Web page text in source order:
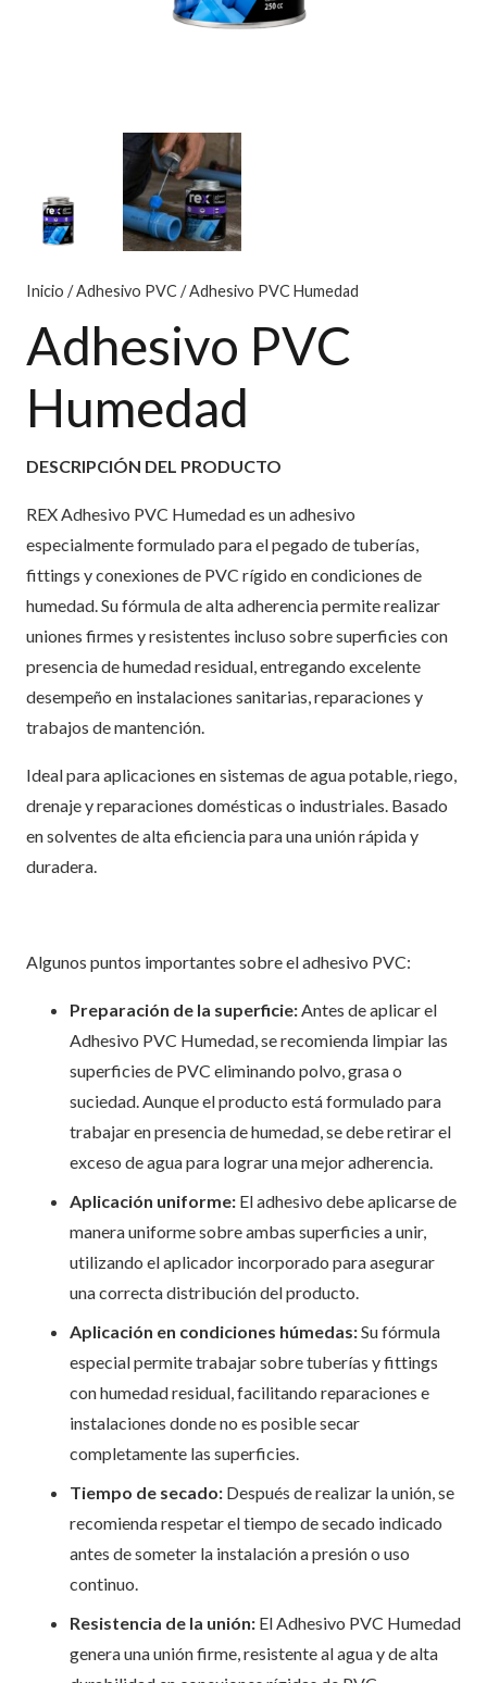
Inicio /Adhesivo PVC / Adhesivo PVC Humedad
Adhesivo PVC
Humedad
DESCRIPCIÓN DEL PRODUCTO
REX Adhesivo PVC Humedad es un adhesivo
especialmente formulado para el pegado de tuberías,
fittings y conexiones de PVC rígido en condiciones de
humedad. Su fórmula de alta adherencia permite realizar
uniones firmes y resistentes incluso sobre superficies con
presencia de humedad residual, entregando excelente
desempeño en instalaciones sanitarias, reparaciones y
trabajos de mantención.
Ideal para aplicaciones en sistemas de agua potable, riego,
drenaje y reparaciones domésticas o industriales. Basado
en solventes de alta eficiencia para una unión rápida y
duradera.
Algunos puntos importantes sobre el adhesivo PVC:
Preparación de la superficie:Antes de aplicar el
Adhesivo PVC Humedad, se recomienda limpiar las
superficies de PVC eliminando polvo, grasa o
suciedad. Aunque el producto está formulado para
trabajar en presencia de humedad, se debe retirar el
exceso de agua para lograr una mejor adherencia.
Aplicación uniforme: El adhesivo debe aplicarse de
manera uniforme sobre ambas superficies a unir,
utilizando el aplicador incorporado para asegurar
una correcta distribución del producto.
Aplicación en condiciones húmedas:Su fórmula
especial permite trabajar sobre tuberías y fittings
con humedad residual, facilitando reparaciones e
instalaciones donde no es posible secar
completamente las superficies.
Tiempo de secado: Después de realizar la unión, se
recomienda respetar el tiempo de secado indicado
antes de someter la instalación a presión o uso
continuo.
Resistencia de la unión: El Adhesivo PVC Humedad
genera una unión firme, resistente al agua y de alta